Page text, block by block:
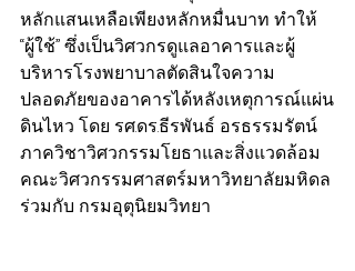
หลักแสนเหลือเพียงหลักหมื่นบาท ทำให้
“ผู้ใช้” ซึ่งเป็นวิศวกรดูแลอาคารและผู้
บริหารโรงพยาบาลตัดสินใจความ
ปลอดภัยของอาคารได้หลังเหตุการณ์แผ่น
ดินไหว โดย รศ.ดร.ธีรพันธ์ อรธรรมรัตน์
ภาควิชาวิศวกรรมโยธาและสิ่งแวดล้อม
คณะวิศวกรรมศาสตร์มหาวิทยาลัยมหิดล
ร่วมกับ กรมอุตุนิยมวิทยา